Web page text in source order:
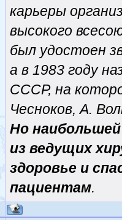
карьеры
высокого
был удостоен
а в 1983 году
СССР, на
Чесноков, А.
Но
из ведущих
здоровье и
пациентам.